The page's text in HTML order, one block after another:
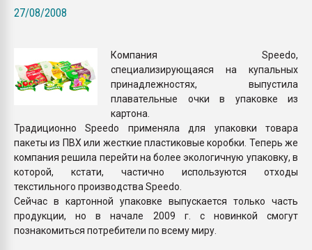
ПЕРЕЙТИ НА
27/08/2008
Компания Speedo,
специализирующаяся на купальных
принадлежностях, выпустила
плавательные очки в упаковке из
картона.
Традиционно Speedo применяла для упаковки товара
пакеты из ПВХ или жесткие пластиковые коробки. Теперь же
компания решила перейти на более экологичную упаковку, в
которой, кстати, частично используются отходы
текстильного производства Speedo.
Сейчас в картонной упаковке выпускается только часть
продукции, но в начале 2009 г. с новинкой смогут
познакомиться потребители по всему миру.